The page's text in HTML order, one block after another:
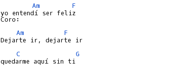
Am
F
yo entendí ser feliz
Am
F
C
G